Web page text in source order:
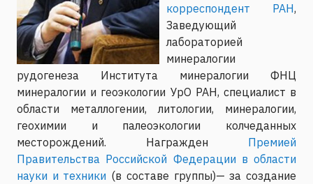
корреспондент РАН,
Заведующий
лабораторией
минералогии
рудогенеза Института минералогии ФНЦ
минералогии и геоэкологии УрО РАН, специалист в
области металлогении, литологии, минералогии,
геохимии и палеоэкологии колчеданных
месторождений. Награжден Премией
Правительства Российской Федерации в области
науки и техники (в составе группы)— за создание